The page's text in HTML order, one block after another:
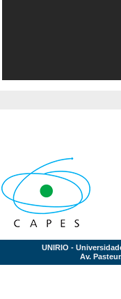
UNIRIO -
Av.